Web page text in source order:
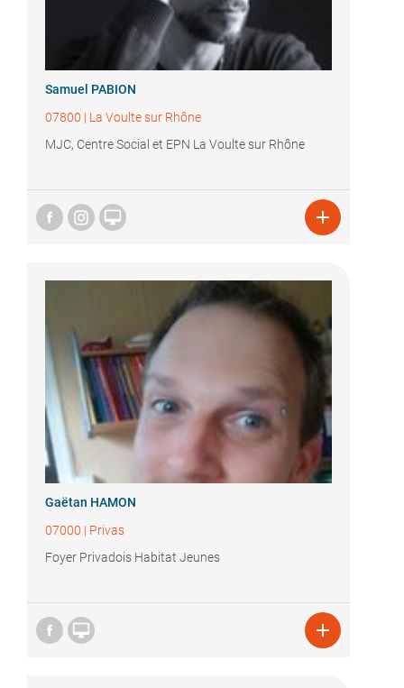
Samuel PABION
07800 | La Voulte sur Rhône
MJC, Centre Social et EPN La Voulte sur Rhône
 
Gaëtan HAMON
07000 | Privas
Foyer Privadois Habitat Jeunes
 